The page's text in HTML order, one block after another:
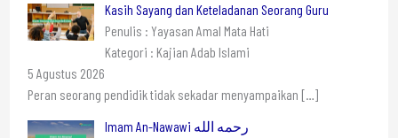
Kasih Sayang dan Keteladanan Seorang Guru
Penulis : Yayasan Amal Mata Hati
Kategori : Kajian Adab Islami
5 Agustus 2026
Peran seorang pendidik tidak sekadar menyampaikan […]
Imam An-Nawawi رحمه الله